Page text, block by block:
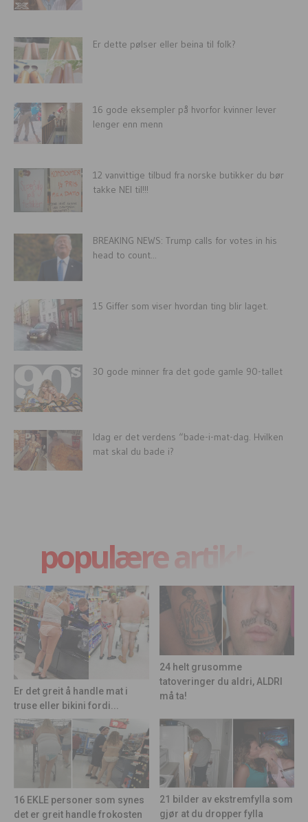
Er dette pølser eller beina til folk?
16 gode eksempler på hvorfor kvinner lever
lenger enn menn
12 vanvittige tilbud fra norske butikker du bør
takke NEI til!!!
BREAKING NEWS: Trump calls for votes in his
head to count...
15 Giffer som viser hvordan ting blir laget.
30 gode minner fra det gode gamle 90-tallet
Idag er det verdens “bade-i-mat-dag. Hvilken
mat skal du bade i?
populære artikler
Er det greit å handle mat i
truse eller bikini fordi...
24 helt grusomme
tatoveringer du aldri, ALDRI
må ta!
16 EKLE personer som synes
det er greit handle frokosten
21 bilder av ekstremfylla som
gjør at du dropper fylla